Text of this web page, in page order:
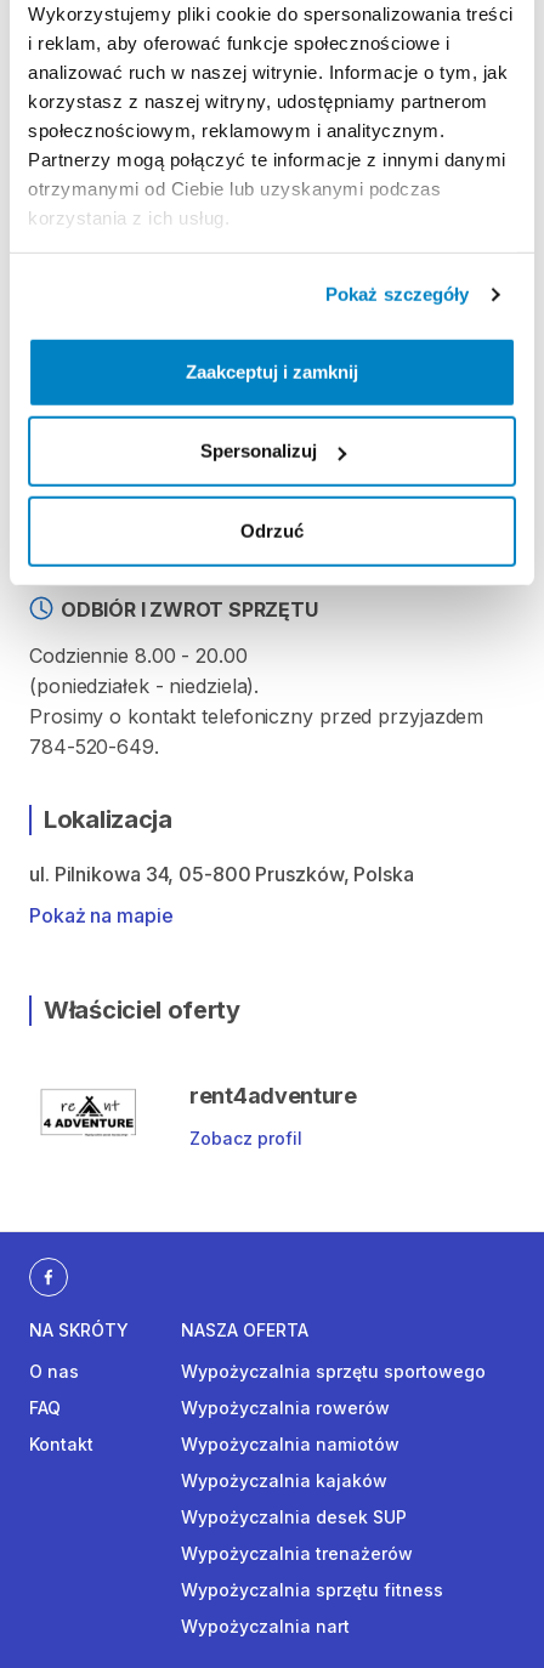
Wykorzystujemy pliki cookie do spersonalizowania treści
i reklam, aby oferować funkcje społecznościowe i
analizować ruch w naszej witrynie. Informacje o tym, jak
korzystasz z naszej witryny, udostępniamy partnerom
społecznościowym, reklamowym i analitycznym.
Partnerzy mogą połączyć te informacje z innymi danymi
otrzymanymi od Ciebie lub uzyskanymi podczas
korzystania z ich usług.
Pokaż szczegóły
Zaakceptuj i zamknij
Spersonalizuj
Odrzuć
szerokość opony to 3 cale.
Bardzo istotną cechą uchwytu jest to​,​ iż ma on
nośność wynoszącą 20 kg.
Zasady wypożyczenia
Ten sprzęt sportowy wypożyczany jest przez
KAUCJA
ODBIÓR I ZWROT SPRZĘTU
Codziennie 8.00 - 20.00
(poniedziałek - niedziela).
Prosimy o kontakt telefoniczny przed przyjazdem
784-520-649.
Lokalizacja
ul. Pilnikowa 34, 05-800 Pruszków, Polska
Pokaż na mapie
Właściciel oferty
rent4adventure
Zobacz profil
NA SKRÓTY
O nas
FAQ
Kontakt
NASZA OFERTA
Wypożyczalnia sprzętu sportowego
Wypożyczalnia rowerów
Wypożyczalnia namiotów
Wypożyczalnia kajaków
Wypożyczalnia desek SUP
Wypożyczalnia trenażerów
Wypożyczalnia sprzętu fitness
Wypożyczalnia nart